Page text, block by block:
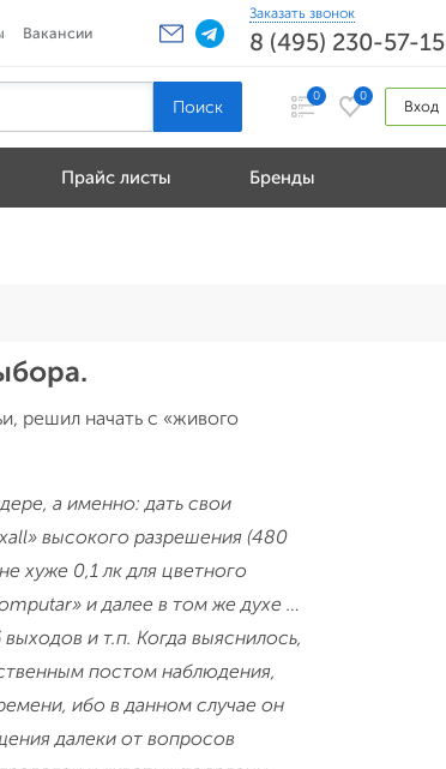
Вакансии
Заказать звонок
8 (495) 230-57-15
0 0
Вход
Прайс листы Бренды
решил начать с «живого
а именно: дать свои
высокого разрешения (480
хуже 0,1 лк для цветного
и далее в том же духе …
и т.п. Когда выяснилось,
постом наблюдения,
ибо в данном случае он
далеки от вопросов